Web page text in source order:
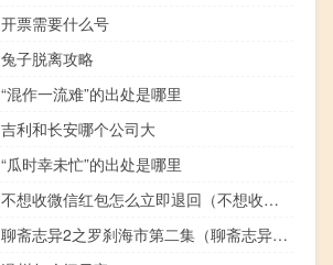
开票需要什么号
兔子脱离攻略
“混作一流难”的出处是哪里
吉利和长安哪个公司大
“瓜时幸未忙”的出处是哪里
不想收微信红包怎么立即退回（不想收微信红包怎么退回）
聊斋志异2之罗刹海市第二集（聊斋志异2之罗刹海市）